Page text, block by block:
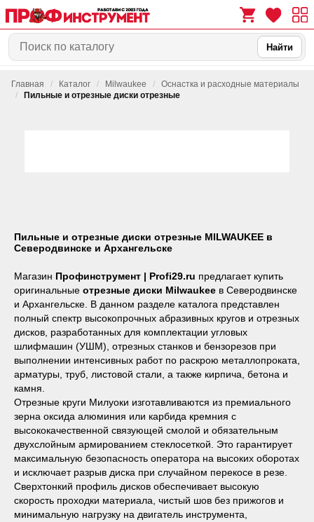
0
Найти
Главная / Каталог / Milwaukee /
Оснастка и расходные материалы
/
Пильные и отрезные диски отрезные
Пильные и отрезные диски отрезные MILWAUKEE в
Северодвинске и Архангельске
Магазин Профинструмент | Profi29.ru предлагает купить
оригинальные отрезные диски Milwaukee в Северодвинске
и Архангельске. В данном разделе каталога представлен
полный спектр высокопрочных абразивных кругов и отрезных
дисков, разработанных для комплектации угловых
шлифмашин (УШМ), отрезных станков и бензорезов при
выполнении интенсивных работ по раскрою металлопроката,
арматуры, труб, листовой стали, а также кирпича, бетона и
камня.
Отрезные круги Милуоки изготавливаются из премиального
зерна оксида алюминия или карбида кремния с
высококачественной связующей смолой и обязательным
двухслойным армированием стеклосеткой. Это гарантирует
максимальную безопасность оператора на высоких оборотах
и исключает разрыв диска при случайном перекосе в резе.
Сверхтонкий профиль дисков обеспечивает высокую
скорость проходки материала, чистый шов без прижогов и
минимальную нагрузку на двигатель инструмента,
Наши магазины
Северодвинск, Никольская 7 к.1
Ежедневно с 09:00
Пн - Пт до 19:00
Сб до 17:00